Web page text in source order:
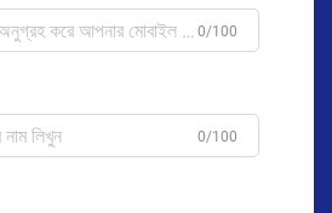
0/100
0/100